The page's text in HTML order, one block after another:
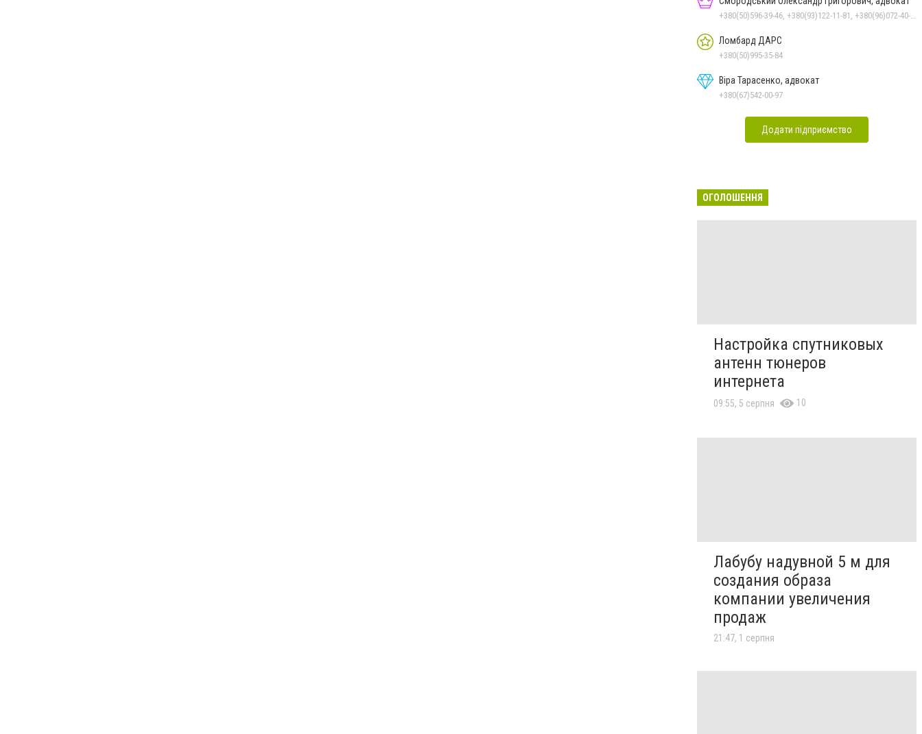
Ломбард ДАРС
+380(50)995-35-84
Віра Тарасенко, адвокат
+380(67)542-00-97
Додати підприємство
ОГОЛОШЕННЯ
Настройка спутниковых
антенн тюнеров
интернета
09:55, 5 серпня 10
Лабубу надувной 5 м для
создания образа
компании увеличения
продаж
21:47, 1 серпня